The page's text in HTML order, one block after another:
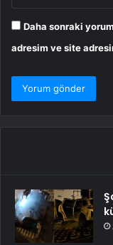
Daha sonraki
adresim ve site